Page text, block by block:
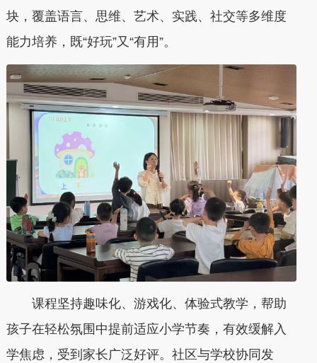
块，覆盖语言、思维、艺术、实践、社交等多维度
能力培养，既“好玩”又“有用”。
课程坚持趣味化、游戏化、体验式教学，帮助
孩子在轻松氛围中提前适应小学节奏，有效缓解入
学焦虑，受到家长广泛好评。社区与学校协同发